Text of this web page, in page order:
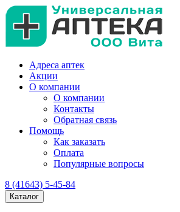
Адреса аптек
Акции
О компании
О компании
Контакты
Обратная связь
Помощь
Как заказать
Оплата
Популярные вопросы
8 (41643) 5-45-84
Каталог